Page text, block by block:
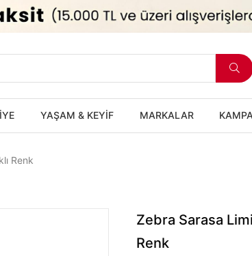
YAŞAM & KEYİF MARKALAR
Renk
Zebra Sarasa
Renk